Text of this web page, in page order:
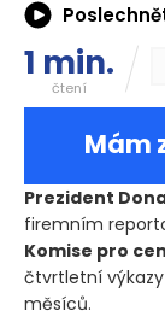
1 min.
čtení
Mám
Prezident
firemním
Komise pro
čtvrtletní
měsíců.